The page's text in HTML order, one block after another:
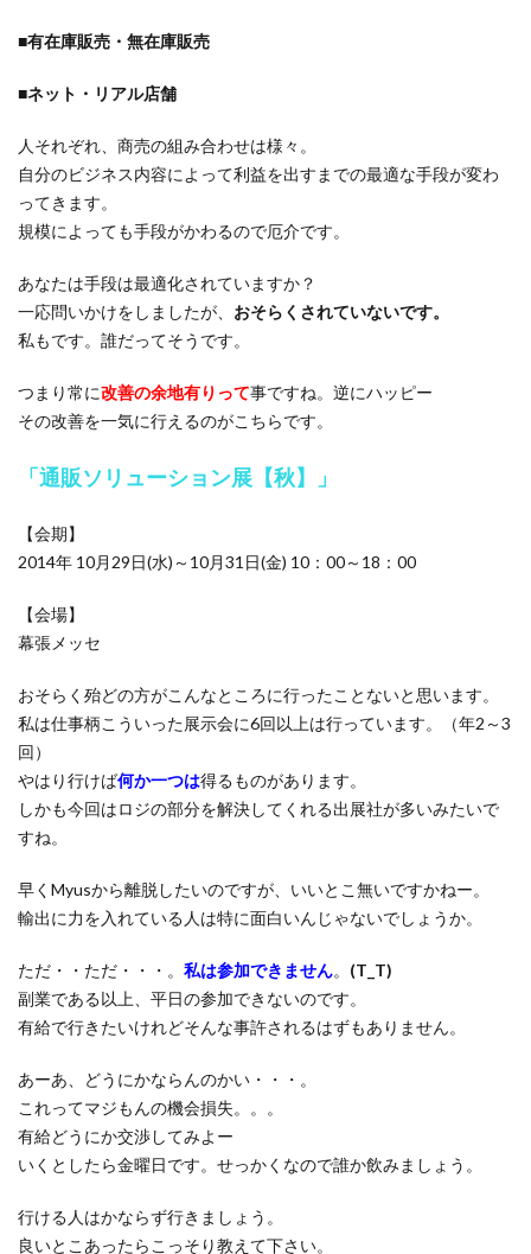
■有在庫販売・無在庫販売
■ネット・リアル店舗
人それぞれ、商売の組み合わせは様々。
自分のビジネス内容によって利益を出すまでの最適な手段が変わ
ってきます。
規模によっても手段がかわるので厄介です。
あなたは手段は最適化されていますか？
一応問いかけをしましたが、 おそらくされていないです。
私もです。誰だってそうです。
つまり常に改善の余地有りって事ですね。逆にハッピー
その改善を一気に行えるのがこちらです。
「通販ソリューション展【秋】」
【会期】
2014年 10月29日(水)～10月31日(金) 10：00～18：00
【会場】
幕張メッセ
おそらく殆どの方がこんなところに行ったことないと思います。
私は仕事柄こういった展示会に6回以上は行っています。（年2～3
回）
やはり行けば何か一つは得るものがあります。
しかも今回はロジの部分を解決してくれる出展社が多いみたいで
すね。
早くMyusから離脱したいのですが、いいとこ無いですかねー。
輸出に力を入れている人は特に面白いんじゃないでしょうか。
ただ・・ただ・・・。 私は参加できません。 (T_T)
副業である以上、平日の参加できないのです。
有給で行きたいけれどそんな事許されるはずもありません。
あーあ、どうにかならんのかい・・・。
これってマジもんの機会損失。。。
有給どうにか交渉してみよー
いくとしたら金曜日です。せっかくなので誰か飲みましょう。
行ける人はかならず行きましょう。
良いとこあったらこっそり教えて下さい。